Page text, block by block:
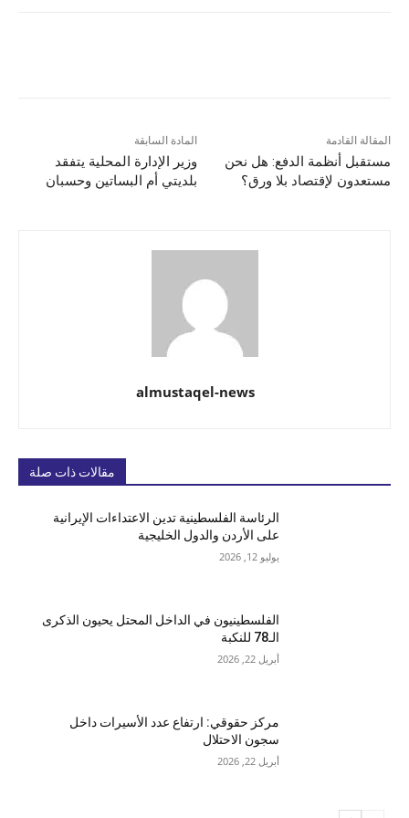
المادة السابقة
وزير الإدارة المحلية يتفقد
بلديتي أم البساتين وحسبان
المقالة القادمة
مستقبل أنظمة الدفع: هل نحن
مستعدون لإقتصاد بلا ورق؟
almustaqel-news
مقالات ذات صلة
الرئاسة الفلسطينية تدين الاعتداءات الإيرانية
على الأردن والدول الخليجية
يوليو 12, 2026
الفلسطينيون في الداخل المحتل يحيون الذكرى
الـ78 للنكبة
أبريل 22, 2026
مركز حقوقي: ارتفاع عدد الأسيرات داخل
سجون الاحتلال
أبريل 22, 2026